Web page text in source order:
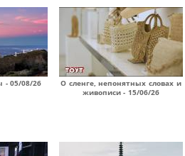
- 05/08/26
О сленге, непонятных словах и
живописи - 15/06/26